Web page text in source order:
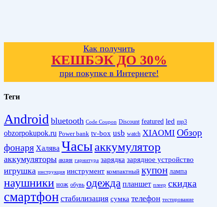
Как получить
КЕШБЭК ДО 30%
при покупке в Интернете!
Теги
Android bluetooth Code Coupon Discount featured led mp3
obzorpokupok.ru Power bank tv-box usb watch XIAOMI Обзор
фонаря Халява Часыаккумулятор
аккумуляторы акция гарнитура зарядка зарядное устройство
игрушка инструкция инструмент компактный купон лампа
наушники нож обувь одежда планшет плеер скидка
смартфон стабилизация сумка телефон тестирование